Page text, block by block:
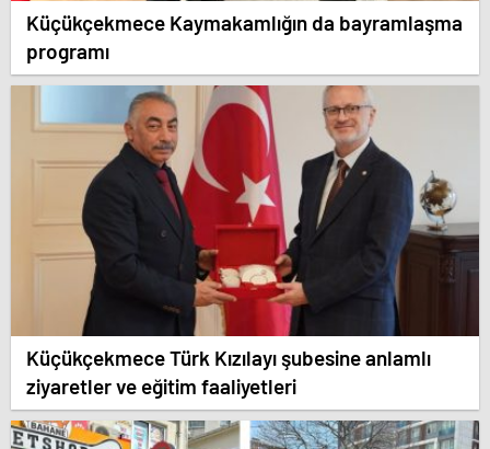
Küçükçekmece Kaymakamlığın da bayramlaşma
programı
Küçükçekmece Türk Kızılayı şubesine anlamlı
ziyaretler ve eğitim faaliyetleri